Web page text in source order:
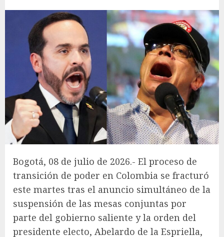
Bogotá, 08 de julio de 2026.- El proceso de
transición de poder en Colombia se fracturó
este martes tras el anuncio simultáneo de la
suspensión de las mesas conjuntas por
parte del gobierno saliente y la orden del
presidente electo, Abelardo de la Espriella,